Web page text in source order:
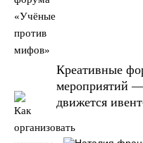
«Учёные
против
мифов»
Креативные
мероприятий
движется